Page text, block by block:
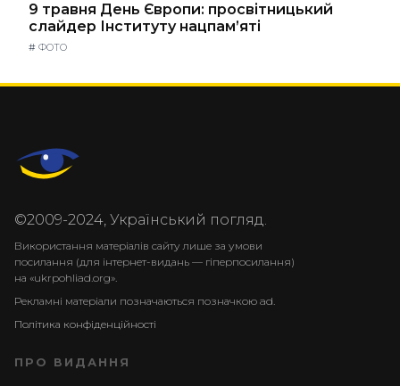
9 травня День Європи: просвітницький
слайдер Інституту нацпам’яті
# ФОТО
©2009-2024, Український погляд.
Використання матеріалів сайту лише за умови
посилання (для інтернет-видань — гіперпосилання)
на «ukrpohliad.org».
Рекламні матеріали позначаються позначкою ad.
Політика конфіденційності
ПРО ВИДАННЯ